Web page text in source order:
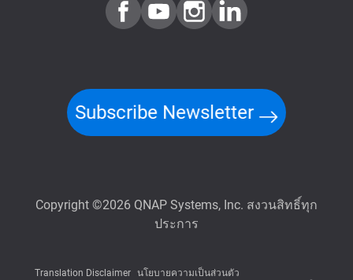
Subscribe Newsletter
Copyright ©2026 QNAP Systems, Inc. สงวนสิทธิ์ทุก
ประการ
Translation Disclaimer นโยบายความเป็นส่วนตัว